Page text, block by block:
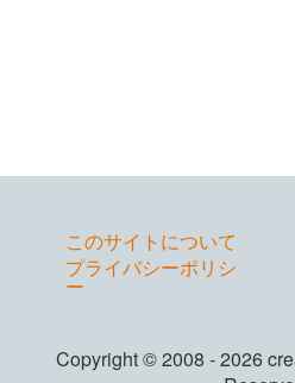
このサイトについて
プライバシーポリシ
ー
Copyright © 2008 - 2026